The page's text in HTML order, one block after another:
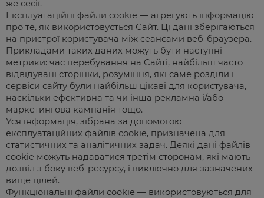
же сесії.
Експлуатаційні файли cookie — агрегують інформацію
про те, як використовується Сайт. Ці дані зберігаються
на пристрої користувача між сеансами веб-браузера.
Прикладами таких даних можуть бути наступні
метрики: час перебування на Сайті, найбільш часто
відвідувані сторінки, розуміння, які саме розділи і
сервіси сайту були найбільш цікаві для користувача,
наскільки ефективна та чи інша рекламна і/або
маркетингова кампанія тощо.
Уся інформація, зібрана за допомогою
експлуатаційних файлів cookie, призначена для
статистичних та аналітичних задач. Деякі дані файлів
cookie можуть надаватися третім сторонам, які мають
дозвіл з боку веб-ресурсу, і виключно для зазначених
вище цілей.
Функціональні файли cookie — використовуються для